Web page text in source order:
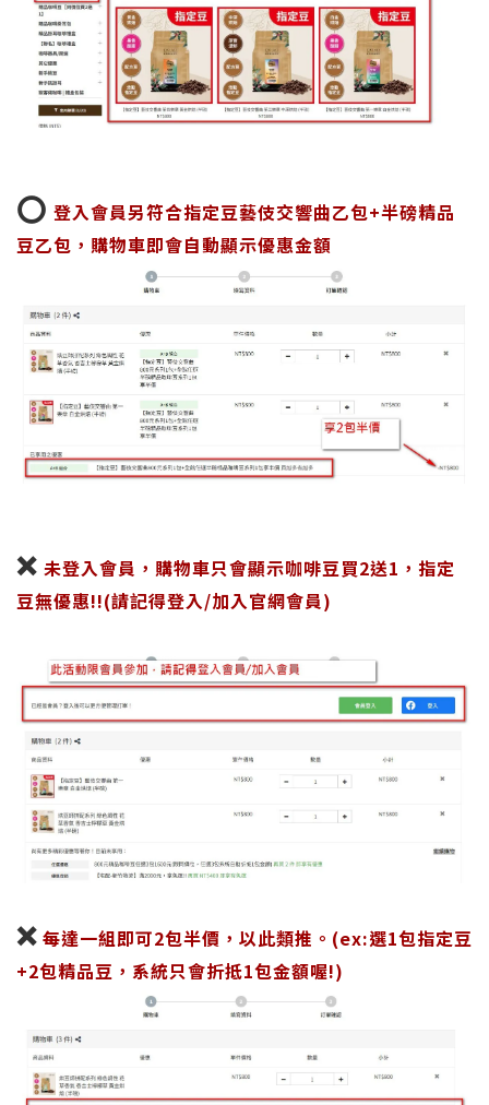
⭕ 登入會員另符合指定豆藝伎交響曲乙包+半磅精品
豆乙包， 購物車即會自動顯示優惠金額
❌ 未登入會員，購物車只會顯示咖啡豆買2送1，指定
豆無優惠!!(請記得登入/加入官網會員)
❌ 每達一組即可2包半價，以此類推。(ex:選1包指定豆
+2包精品豆，系統只會折抵1包金額喔!)